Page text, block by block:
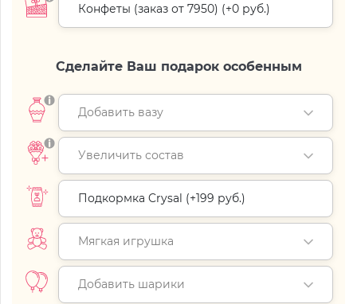
Конфеты (заказ от 7950) (+0 руб.)
Сделайте Ваш подарок особенным
Добавить вазу
Увеличить состав
Подкормка Crysal (+199 руб.)
Мягкая игрушка
Добавить шарики